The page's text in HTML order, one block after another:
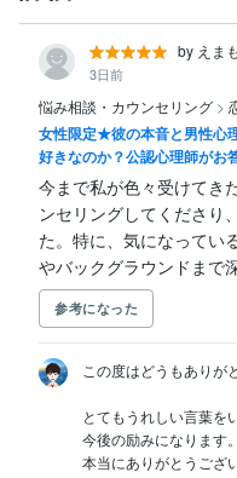
by えま
3日前
悩み相談・カウンセリング >
女性限定★彼の本音と男性心
好きなのか？公認心理師がお
今まで私が色々受けてき
ンセリングしてくださり
た。特に、気になってい
やバックグラウンドまで
参考になった
この度はどうもありが
とてもうれしい言葉を
今後の励みになります。
本当にありがとうござ